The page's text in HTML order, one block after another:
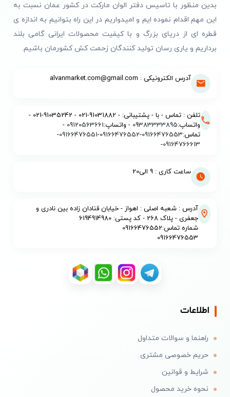
بدین منظور با تاسیس دفتر الوان مارکت در کشور عمان نسبت به
این مهم اقدام نموده ایم و امیدواریم در این راه بتوانیم به اندازه ی
قطره ای از دریای بزرگ و با کیفیت محصولات ایرانی گامی بلند
برداریم و یاری رسان تولید کنندگان زحمت کش کشورمان باشیم.
آدرس الکترونیکی : alvanmarket.com@gmail.com
تلفن : تماس - با - پشتیبانی: - 91031882-021 - 91035242-021 -
واتساپ:09383333895 - واتساپ:09120563661
-
تماس:09166476553
-
09166476552
-
09166476551
-
09164766613
-
ساعت کاری : 9 الی20
آدرس : شعبه اصلی : اهواز - خیابان قنادان زاده بین نادری و
جعفری - پلاک 268 - کد پستی: 6194914980
شماره تماس:09166476552
09166476553
اطلاعات
راهنما و سوالات متداول
حریم خصوصی مشتری
شرایط و قوانین
نحوه خرید محصول